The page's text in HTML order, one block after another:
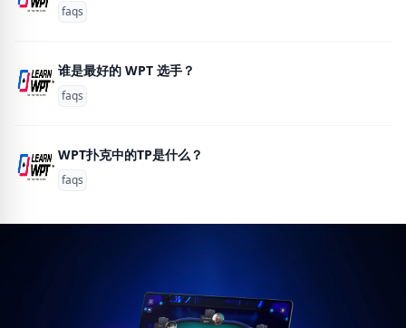
faqs
谁是最好的 WPT 选手？
faqs
WPT扑克中的TP是什么？
faqs